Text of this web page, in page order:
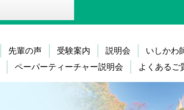
先輩の声 受験案内 説明会 いしかわ
ペーパーティーチャー説明会 よくあるご